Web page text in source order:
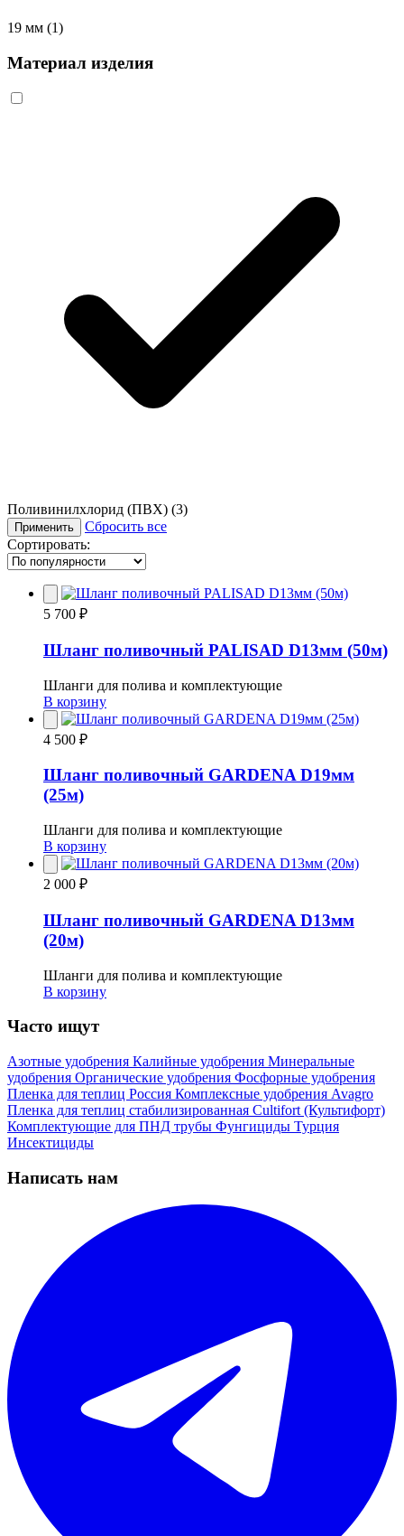
19 мм (1)
Материал изделия
Поливинилхлорид (ПВХ) (3)
Применить
Сбросить все
Сортировать:
5 700 ₽
Шланг поливочный PALISAD D13мм (50м)
Шланги для полива и комплектующие
В корзину
4 500 ₽
Шланг поливочный GARDENA D19мм
(25м)
Шланги для полива и комплектующие
В корзину
2 000 ₽
Шланг поливочный GARDENA D13мм
(20м)
Шланги для полива и комплектующие
В корзину
Часто ищут
Азотные удобрения Калийные удобрения Минеральные
удобрения Органические удобрения Фосфорные удобрения
Пленка для теплиц Россия Комплексные удобрения Avagro
Пленка для теплиц стабилизированная Cultifort (Культифорт)
Комплектующие для ПНД трубы Фунгициды Турция
Инсектициды
Написать нам